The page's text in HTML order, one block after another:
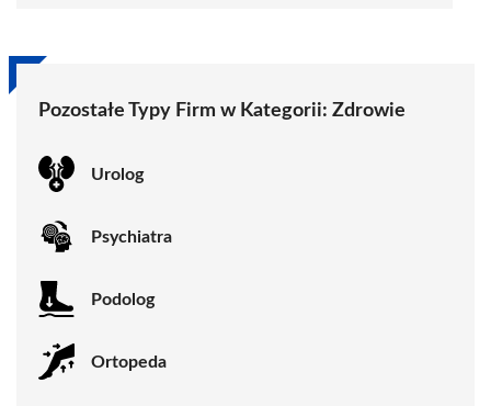
Pozostałe Typy Firm w Kategorii: Zdrowie
Urolog
Psychiatra
Podolog
Ortopeda